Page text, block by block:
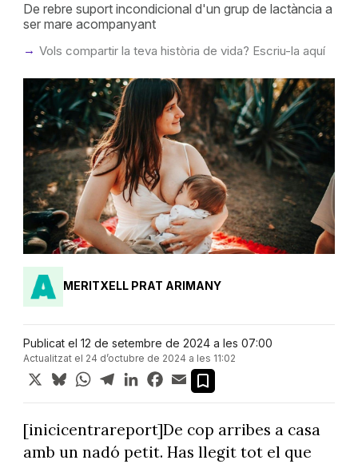
De rebre suport incondicional d'un grup de lactància a
ser mare acompanyant
Vols compartir la teva història de vida? Escriu-la aquí
MERITXELL PRAT ARIMANY
Publicat el 12 de setembre de 2024 a les 07:00
Actualitzat el 24 d’octubre de 2024 a les 11:02
X BlueskyWhatsApp
TelegramLinkedInFacebook
Email
[inicicentrareport]De cop arribes a casa
amb un nadó petit. Has llegit tot el que